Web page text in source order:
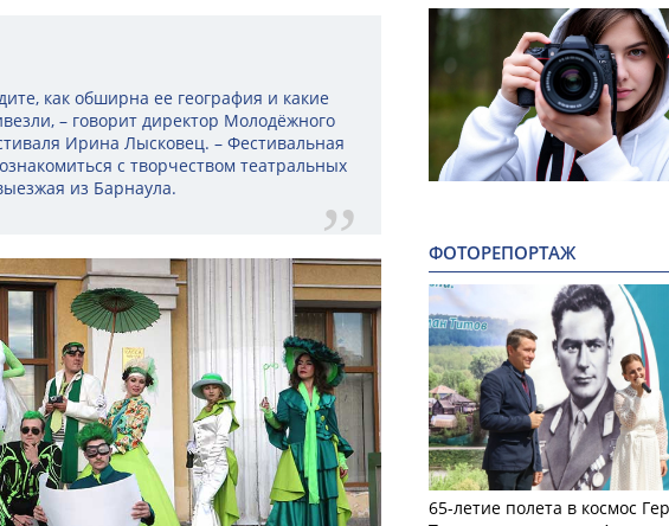
как обширна ее география и какие
– говорит директор Молодёжного
Ирина Лысковец. – Фестивальная
с творчеством театральных
из Барнаула.
ФОТОРЕПОРТАЖ
65-летие полета в космос